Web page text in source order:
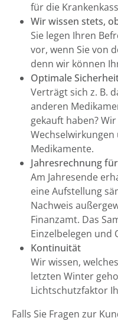
für die
Wir wissen stets,
Sie legen Ihren
vor, wenn Sie von
denn wir können
Optimale
Verträgt sich z. B.
anderen
gekauft haben?
Medikamente.
Jahresrechnung
Am Jahresende
eine Aufstellung
Nachweis
Finanzamt. Das
Einzelbelegen
Kontinuität
Wir wissen,
letzten Winter
Lichtschutzfaktor
Falls Sie Fragen zur